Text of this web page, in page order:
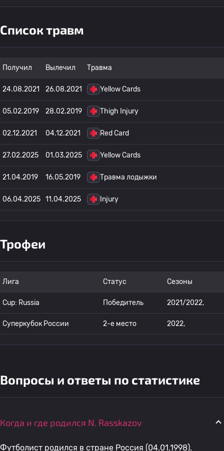
Список травм
Получил Вылечил Травма
24.08.2021 26.08.2021 Yellow Cards
05.02.2019 28.02.2019 Thigh Injury
02.12.2021 04.12.2021 Red Card
27.02.2025 01.03.2025 Yellow Cards
21.04.2019 16.05.2019 Травма лодыжки
06.04.2025 11.04.2025 Injury
Трофеи
Лига Статус Сезоны
Cup: Russia Победитель 2021/2022,
Суперкубок России 2-е место 2022,
Вопросы и ответы по статистике
Когда и где родился N. Rasskazov
Футболист родился в стране Россия (04.01.1998).